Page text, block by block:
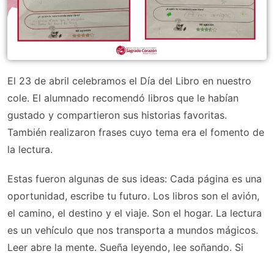
El 23 de abril celebramos el Día del Libro en nuestro
cole. El alumnado recomendó libros que le habían
gustado y compartieron sus historias favoritas.
También realizaron frases cuyo tema era el fomento de
la lectura.
Estas fueron algunas de sus ideas: Cada página es una
oportunidad, escribe tu futuro. Los libros son el avión,
el camino, el destino y el viaje. Son el hogar. La lectura
es un vehículo que nos transporta a mundos mágicos.
Leer abre la mente. Sueña leyendo, lee soñando. Si